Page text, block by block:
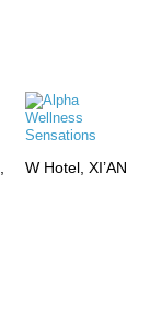
W Hotel, XI’AN